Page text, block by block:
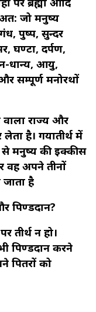
जो मनुष्य
पुष्प, सुन्दर
घण्टा, दर्पण,
धान्य, आयु,
और सम्पूर्ण मनोरथों
वाला राज्य और
लेता है। गयातीर्थ में
से मनुष्य की इक्कीस
वह अपने तीनों
है
पिण्डदान?
तीर्थ न हो।
पिण्डदान करने
पितरों को